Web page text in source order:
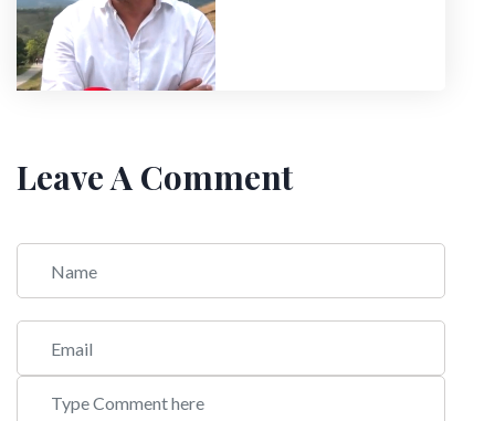
Leave A Comment